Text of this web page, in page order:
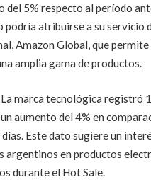
del 5% respecto al período
podría atribuirse a su servicio
Amazon Global, que
amplia gama de productos.
La marca tecnológica registró
aumento del 4% en
Este dato sugiere un
argentinos en productos
durante el Hot Sale.